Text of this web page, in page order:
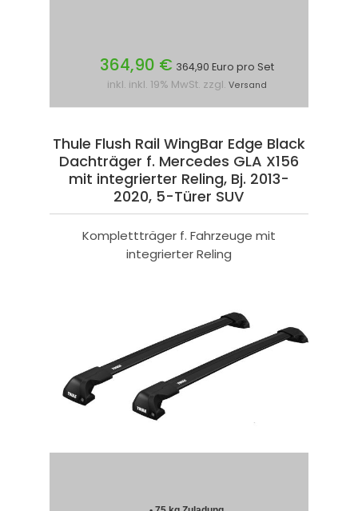
364,90 € 364,90 Euro pro Set
inkl. inkl. 19% MwSt. zzgl. Versand
Thule Flush Rail WingBar Edge Black
Dachträger f. Mercedes GLA X156
mit integrierter Reling, Bj. 2013-
2020, 5-Türer SUV
Komplettträger f. Fahrzeuge mit
integrierter Reling